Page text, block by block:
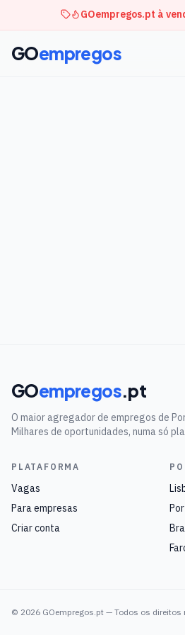
GOempregos.pt à
GOempregos
GOempregos.pt
O maior agregador de empregos de
Milhares de oportunidades, numa só
PLATAFORMA
Vagas
Para empresas
Criar conta
© 2026 GOempregos.pt — Todos os direitos